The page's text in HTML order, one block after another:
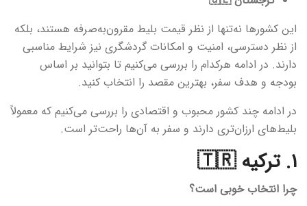
این کشورها نه‌تنها از نظر قیمت بلیط مقرون‌به‌صرفه هستند، بلکه
از نظر دسترسی، امنیت و امکانات گردشگری نیز شرایط مناسبی
دارند. در ادامه هرکدام را بررسی می‌کنیم تا بتوانید بر اساس
بودجه و هدف سفر، بهترین مقصد را انتخاب کنید.
در ادامه چند کشور محبوب و اقتصادی را بررسی می‌کنیم که معمولاً
بلیط‌های ارزان‌تری دارند و سفر به آن‌ها راحت‌تر است.
۱. ترکیه 🇹🇷
چرا انتخاب خوبی است؟